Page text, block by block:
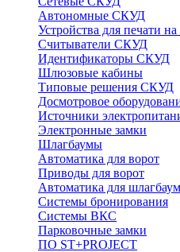
Автономные СКУД
Устройства для печати
Считыватели СКУД
Идентификаторы СКУД
Шлюзовые кабины
Типовые решения СКУД
Досмотровое
Источники
Электронные замки
Шлагбаумы
Автоматика для ворот
Приводы для ворот
Автоматика для
Системы бронирования
Системы ВКС
Парковочные замки
ПО ST+PROJECT